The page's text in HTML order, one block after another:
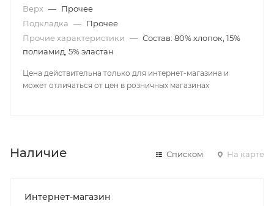
Верх — Прочее
Подкладка — Прочее
Прочие характеристики — Состав: 80% хлопок, 15%
полиамид, 5% эластан
Цена действительна только для интернет-магазина и
может отличаться от цен в розничных магазинах
Наличие Списком На карте
Интернет-магазин